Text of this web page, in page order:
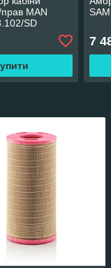
MAN
SD
7